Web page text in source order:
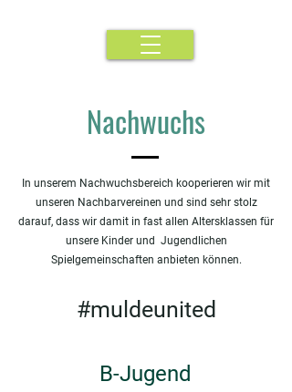
Nachwuchs
In unserem Nachwuchsbereich kooperieren wir mit
unseren Nachbarvereinen und sind sehr stolz
darauf, dass wir damit in fast allen Altersklassen für
unsere Kinder und Jugendlichen
Spielgemeinschaften anbieten können.
#muldeunited
B-Jugend